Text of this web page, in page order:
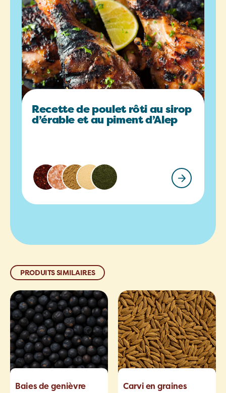
Recette de poulet rôti au sirop
d’érable et au piment d’Alep
PRODUITS SIMILAIRES
Baies de genièvre Carvi en graines